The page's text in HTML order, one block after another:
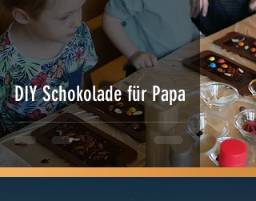
DIY Schokolade für Papa